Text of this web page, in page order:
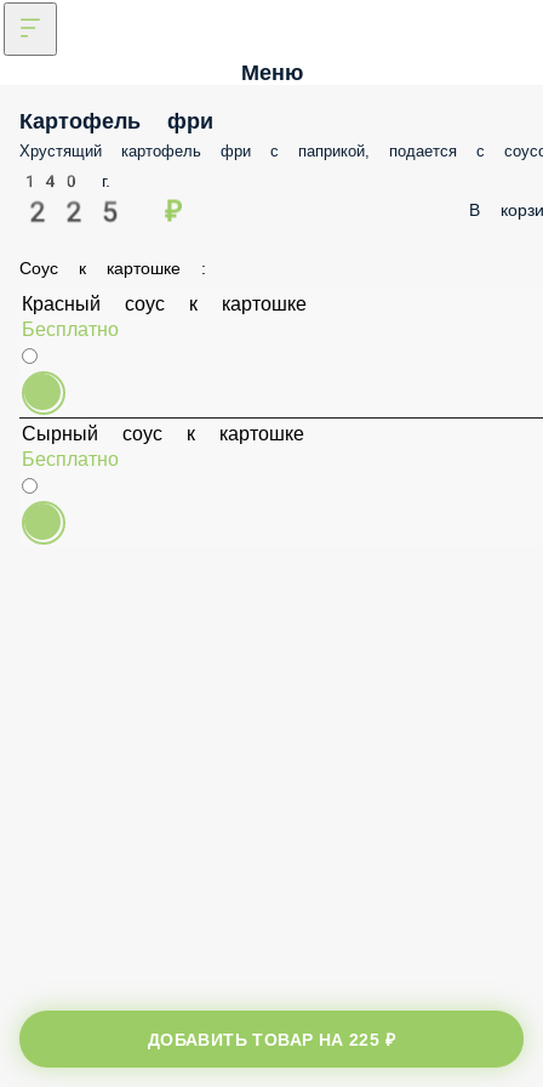
Меню
Картофель фри
Хрустящий картофель фри с паприкой, подается с соусом
140 г.
225 ₽ В
Соус к картошке :
Красный соус к картошке
Бесплатно
Сырный соус к картошке
Бесплатно
ДОБАВИТЬ ТОВАР НА225 ₽